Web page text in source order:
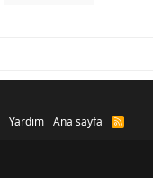
Yardım Ana sayfa
R